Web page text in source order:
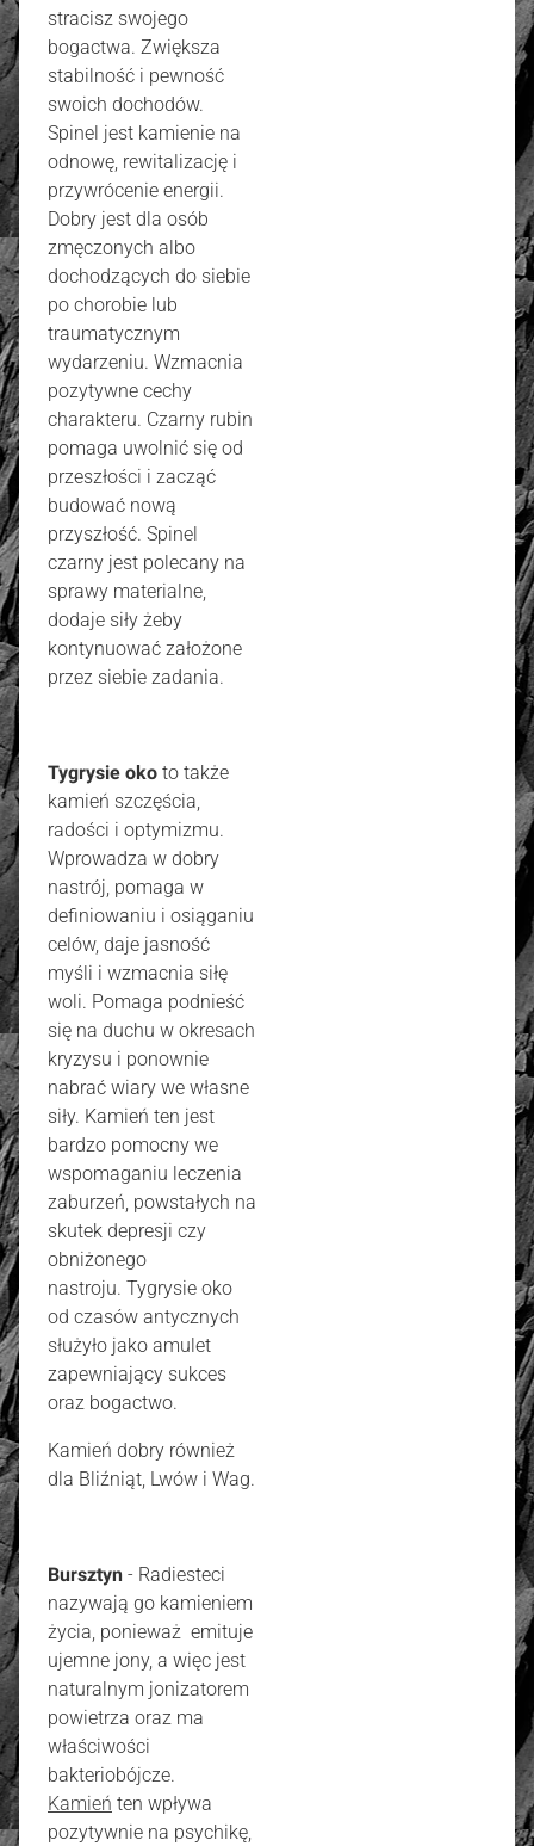
stracisz swojego
bogactwa. Zwiększa
stabilność i pewność
swoich dochodów.
Spinel jest kamienie na
odnowę, rewitalizację i
przywrócenie energii.
Dobry jest dla osób
zmęczonych albo
dochodzących do siebie
po chorobie lub
traumatycznym
wydarzeniu. Wzmacnia
pozytywne cechy
charakteru. Czarny rubin
pomaga uwolnić się od
przeszłości i zacząć
budować nową
przyszłość. Spinel
czarny jest polecany na
sprawy materialne,
dodaje siły żeby
kontynuować założone
przez siebie zadania.
Tygrysie oko to także
kamień szczęścia,
radości i optymizmu.
Wprowadza w dobry
nastrój, pomaga w
definiowaniu i osiąganiu
celów, daje jasność
myśli i wzmacnia siłę
woli. Pomaga podnieść
się na duchu w okresach
kryzysu i ponownie
nabrać wiary we własne
siły. Kamień ten jest
bardzo pomocny we
wspomaganiu leczenia
zaburzeń, powstałych na
skutek depresji czy
obniżonego
nastroju. Tygrysie oko
od czasów antycznych
służyło jako amulet
zapewniający sukces
oraz bogactwo.
Kamień dobry również
dla Bliźniąt, Lwów i Wag.
Bursztyn - Radiesteci
nazywają go kamieniem
życia, ponieważ emituje
ujemne jony, a więc jest
naturalnym jonizatorem
powietrza oraz ma
właściwości
bakteriobójcze.
Kamień ten wpływa
pozytywnie na psychikę,